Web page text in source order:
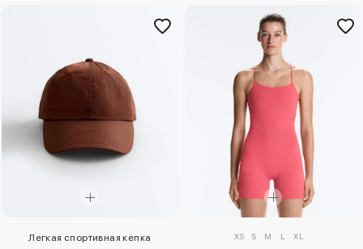
Легкая спортивная кепка
XS S M L XL